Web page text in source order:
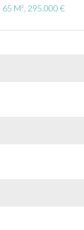
M², 295.000 €